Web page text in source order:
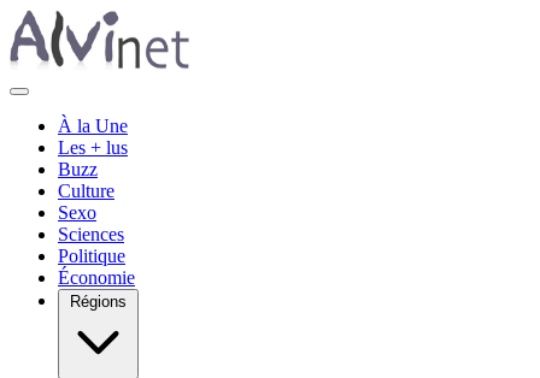
À la Une
Les + lus
Buzz
Culture
Sexo
Sciences
Politique
Économie
Régions